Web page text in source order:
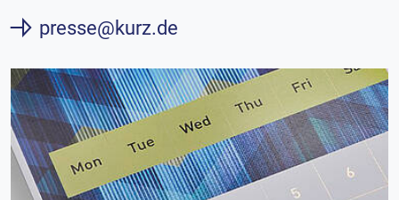
presse@kurz.de